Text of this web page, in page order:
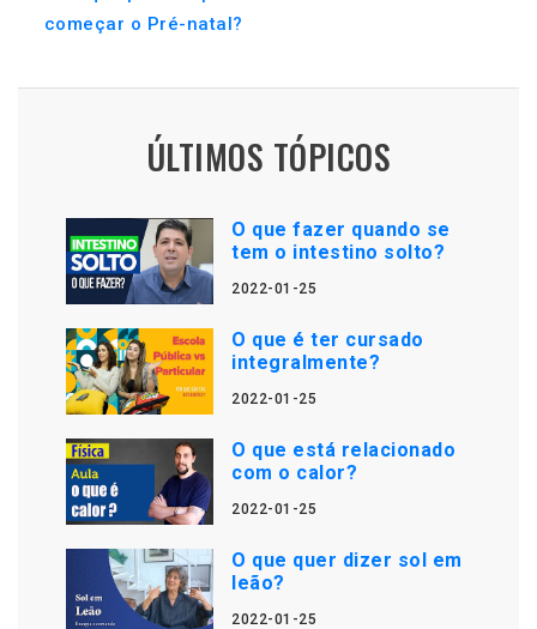
começar o Pré-natal?
ÚLTIMOS TÓPICOS
O que fazer quando se
tem o intestino solto?
2022-01-25
O que é ter cursado
integralmente?
2022-01-25
O que está relacionado
com o calor?
2022-01-25
O que quer dizer sol em
leão?
2022-01-25